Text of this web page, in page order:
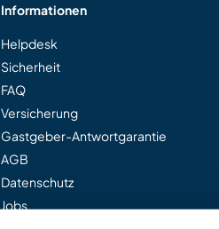
Informationen
Helpdesk
Sicherheit
FAQ
Versicherung
Gastgeber-Antwortgarantie
AGB
Datenschutz
Jobs